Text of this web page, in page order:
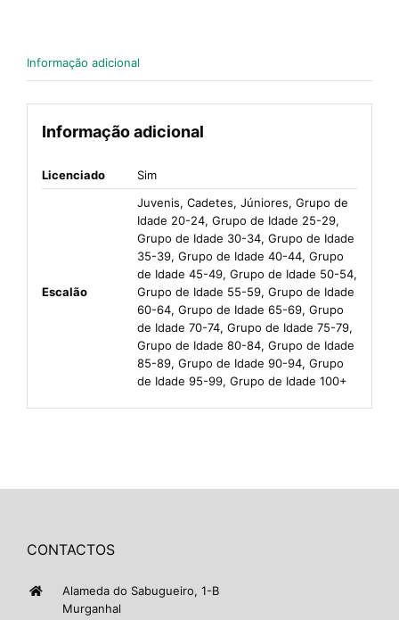
Informação adicional
Informação adicional
Licenciado Sim
Escalão
Juvenis, Cadetes, Júniores, Grupo de
Idade 20-24, Grupo de Idade 25-29,
Grupo de Idade 30-34, Grupo de Idade
35-39, Grupo de Idade 40-44, Grupo
de Idade 45-49, Grupo de Idade 50-54,
Grupo de Idade 55-59, Grupo de Idade
60-64, Grupo de Idade 65-69, Grupo
de Idade 70-74, Grupo de Idade 75-79,
Grupo de Idade 80-84, Grupo de Idade
85-89, Grupo de Idade 90-94, Grupo
de Idade 95-99, Grupo de Idade 100+
CONTACTOS
Alameda do Sabugueiro, 1-B
Murganhal